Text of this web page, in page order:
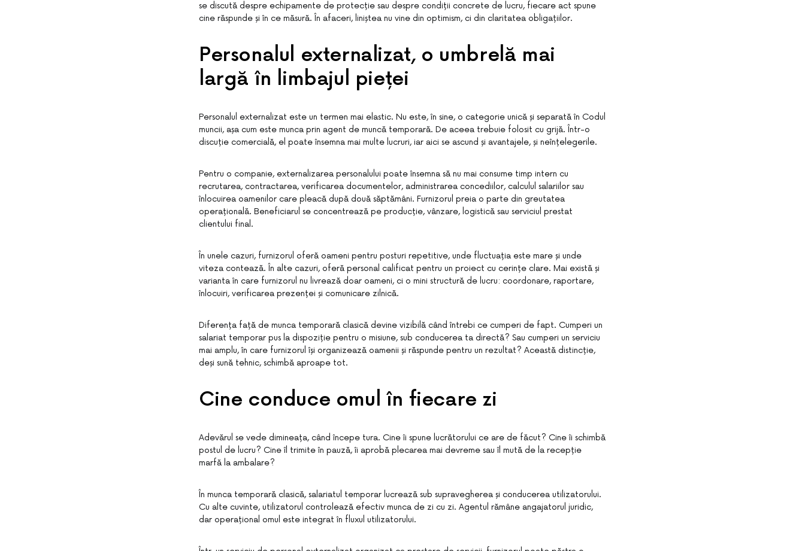
se discută despre echipamente de protecție sau despre condiții concrete de lucru, fiecare act spune
cine răspunde și în ce măsură. În afaceri, liniștea nu vine din optimism, ci din claritatea obligațiilor.
Personalul externalizat, o umbrelă mai
largă în limbajul pieței
Personalul externalizat este un termen mai elastic. Nu este, în sine, o categorie unică și separată în Codul
muncii, așa cum este munca prin agent de muncă temporară. De aceea trebuie folosit cu grijă. Într-o
discuție comercială, el poate însemna mai multe lucruri, iar aici se ascund și avantajele, și neînțelegerile.
Pentru o companie, externalizarea personalului poate însemna să nu mai consume timp intern cu
recrutarea, contractarea, verificarea documentelor, administrarea concediilor, calculul salariilor sau
înlocuirea oamenilor care pleacă după două săptămâni. Furnizorul preia o parte din greutatea
operațională. Beneficiarul se concentrează pe producție, vânzare, logistică sau serviciul prestat
clientului final.
În unele cazuri, furnizorul oferă oameni pentru posturi repetitive, unde fluctuația este mare și unde
viteza contează. În alte cazuri, oferă personal calificat pentru un proiect cu cerințe clare. Mai există și
varianta în care furnizorul nu livrează doar oameni, ci o mini structură de lucru: coordonare, raportare,
înlocuiri, verificarea prezenței și comunicare zilnică.
Diferența față de munca temporară clasică devine vizibilă când întrebi ce cumperi de fapt. Cumperi un
salariat temporar pus la dispoziție pentru o misiune, sub conducerea ta directă? Sau cumperi un serviciu
mai amplu, în care furnizorul își organizează oamenii și răspunde pentru un rezultat? Această distincție,
deși sună tehnic, schimbă aproape tot.
Cine conduce omul în fiecare zi
Adevărul se vede dimineața, când începe tura. Cine îi spune lucrătorului ce are de făcut? Cine îi schimbă
postul de lucru? Cine îl trimite în pauză, îi aprobă plecarea mai devreme sau îl mută de la recepție
marfă la ambalare?
În munca temporară clasică, salariatul temporar lucrează sub supravegherea și conducerea utilizatorului.
Cu alte cuvinte, utilizatorul controlează efectiv munca de zi cu zi. Agentul rămâne angajatorul juridic,
dar operațional omul este integrat în fluxul utilizatorului.